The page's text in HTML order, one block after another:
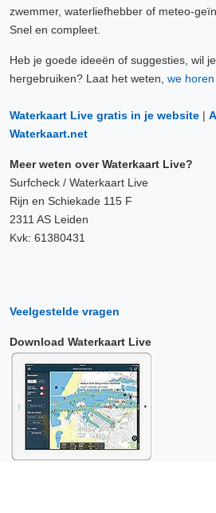
zwemmer, waterliefhebber of meteo-
Snel en compleet.
Heb je goede ideeën of suggesties, wil
hergebruiken? Laat het weten, we
Waterkaart Live gratis in je website |
Waterkaart.net
Meer weten over Waterkaart Live?
Surfcheck / Waterkaart Live
Rijn en Schiekade 115 F
2311 AS Leiden
Kvk: 61380431
Veelgestelde vragen
Download Waterkaart Live